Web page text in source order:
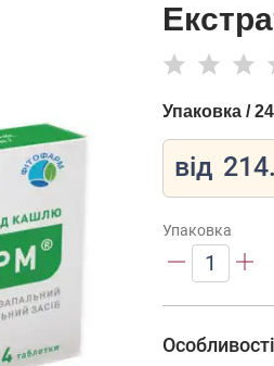
Упаковка /
від
Упаковка
1